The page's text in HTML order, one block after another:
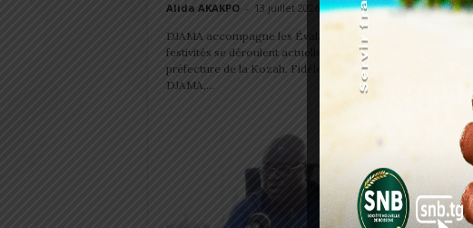
Alida AKAKPO - 13 juillet 2026 0
DJAMA accompagne les Évala 2026, dont les
festivités se déroulent actuellement dans la
préfecture de la Kozah. Fidèle à son slogan « Avec
DJAMA,...